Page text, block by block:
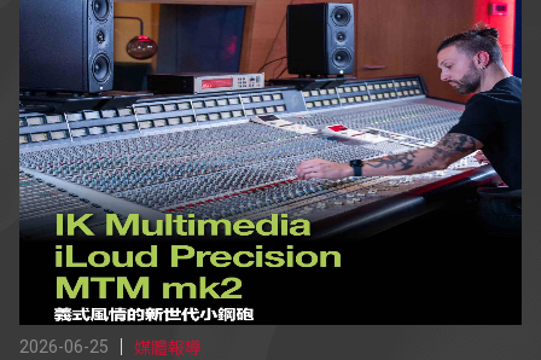
2026-06-25 媒體報導